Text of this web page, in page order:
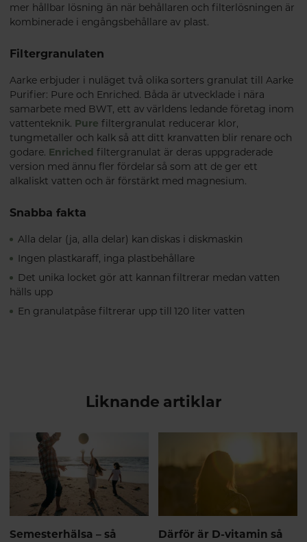
mer hållbar lösning än när behållaren och filterlösningen är
kombinerade i engångsbehållare av plast.
Filtergranulaten
Aarke erbjuder i nuläget två olika sorters granulat till Aarke
Purifier: Pure och Enriched. Båda är utvecklade i nära
samarbete med BWT, ett av världens ledande företag inom
vattenteknik. Pure filtergranulat reducerar klor,
tungmetaller och kalk så att ditt kranvatten blir renare och
godare. Enriched filtergranulat är deras uppgraderade
version med ännu fler fördelar så som att de ger ett
alkaliskt vatten och är förstärkt med magnesium.
Snabba fakta
Alla delar (ja, alla delar) kan diskas i diskmaskin
Ingen plastkaraff, inga plastbehållare
Det unika locket gör att kannan filtrerar medan vatten
hälls upp
En granulatpåse filtrerar upp till 120 liter vatten
Liknande artiklar
Semesterhälsa – så
Därför är D-vitamin så